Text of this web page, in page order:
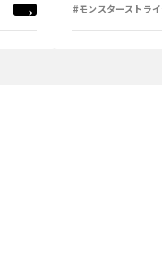
#モンスターストラ